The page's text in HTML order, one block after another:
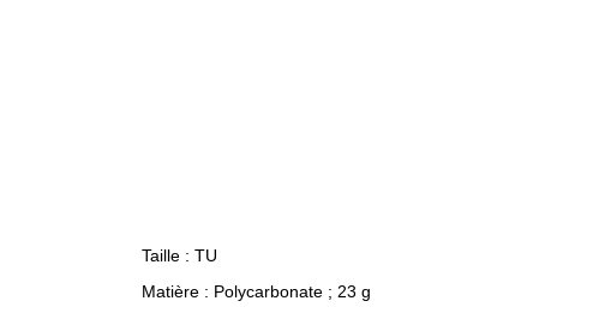
Taille : TU
Matière : Polycarbonate ; 23 g